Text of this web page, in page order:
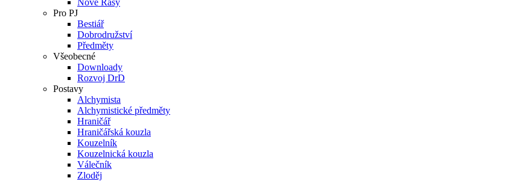
Pro PJ
Bestiář
Dobrodružství
Předměty
Všeobecné
Downloady
Rozvoj DrD
Postavy
Alchymista
Alchymistické předměty
Hraničář
Hraničářská kouzla
Kouzelník
Kouzelnická kouzla
Válečník
Zloděj